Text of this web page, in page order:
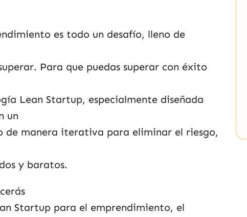
es todo un desafío, lleno de
Para que puedas superar con éxito
Lean Startup, especialmente diseñada
un
de manera iterativa para eliminar el riesgo,
y baratos.
Startup para el emprendimiento, el